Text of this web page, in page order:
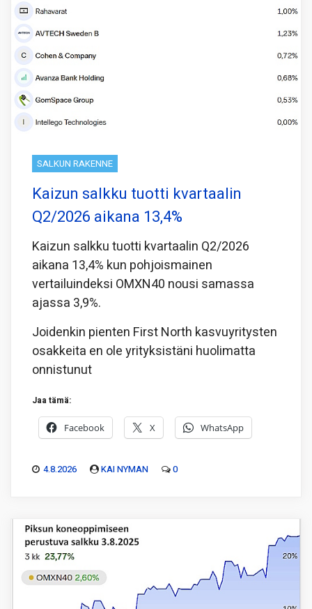
SALKUN RAKENNE
Kaizun salkku tuotti kvartaalin
Q2/2026 aikana 13,4%
Kaizun salkku tuotti kvartaalin Q2/2026
aikana 13,4% kun pohjoismainen
vertailuindeksi OMXN40 nousi samassa
ajassa 3,9%.
Joidenkin pienten First North kasvuyritysten
osakkeita en ole yrityksistäni huolimatta
onnistunut
Jaa tämä:
Facebook X WhatsApp
4.8.2026 KAI NYMAN 0